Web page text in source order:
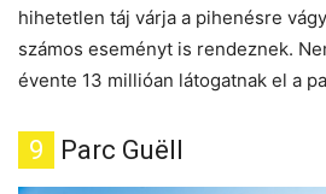
hihetetlen táj várja a pihenésre
számos eseményt is rendeznek.
évente 13 millióan látogatnak el a
9 Parc Guëll